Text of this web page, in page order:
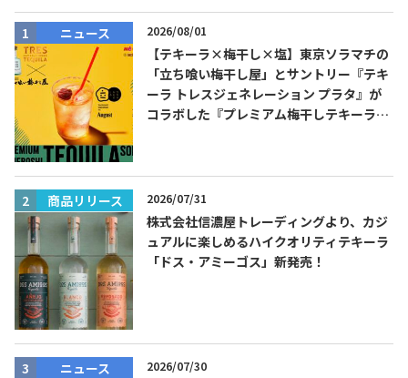
ニュース 2026/08/01
【テキーラ×梅干し×塩】東京ソラマチの
「立ち喰い梅干し屋」とサントリー『テキ
ーラ トレスジェネレーション プラタ』が
コラボした『プレミアム梅干しテキーラソ
商品リリース 2026/07/31
株式会社信濃屋トレーディングより、カジ
ュアルに楽しめるハイクオリティテキーラ
「ドス・アミーゴス」新発売！
ニュース 2026/07/30